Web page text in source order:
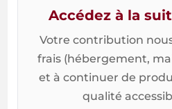
Accédez à la
Votre contribution
frais (hébergement,
et à continuer de
qualité